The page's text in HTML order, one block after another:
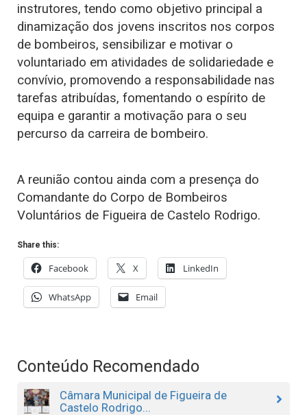
instrutores, tendo como objetivo principal a
dinamização dos jovens inscritos nos corpos
de bombeiros, sensibilizar e motivar o
voluntariado em atividades de solidariedade e
convívio, promovendo a responsabilidade nas
tarefas atribuídas, fomentando o espírito de
equipa e garantir a motivação para o seu
percurso da carreira de bombeiro.
A reunião contou ainda com a presença do
Comandante do Corpo de Bombeiros
Voluntários de Figueira de Castelo Rodrigo.
Share this:
Facebook X LinkedIn
WhatsApp Email
Conteúdo Recomendado
Câmara Municipal de Figueira de
Castelo Rodrigo...